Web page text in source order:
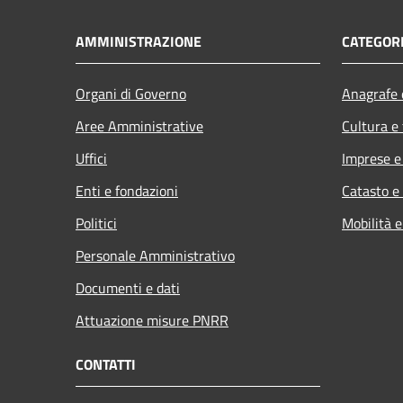
AMMINISTRAZIONE
Organi di Governo
Aree Amministrative
Uffici
Enti e fondazioni
Politici
Personale Amministrativo
Documenti e dati
Attuazione misure PNRR
Cultura
Imprese
Catasto
Mobilità
CONTATTI